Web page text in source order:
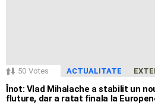
50 Votes ACTUALITATE
Înot: Vlad Mihalache a stabilit un
fluture, dar a ratat finala la